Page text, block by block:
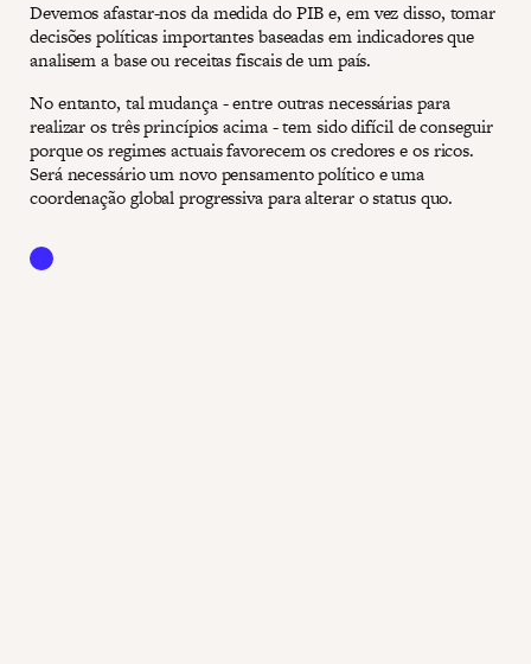
Devemos afastar-nos da medida do PIB e, em vez disso, tomar
decisões políticas importantes baseadas em indicadores que
analisem a base ou receitas fiscais de um país.
No entanto, tal mudança - entre outras necessárias para
realizar os três princípios acima - tem sido difícil de conseguir
porque os regimes actuais favorecem os credores e os ricos.
Será necessário um novo pensamento político e uma
coordenação global progressiva para alterar o status quo.